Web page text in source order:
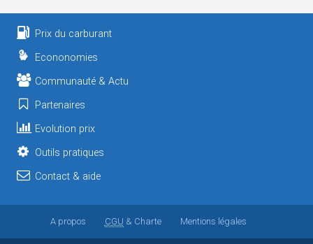
Prix du carburant
Econonomies
Communauté & Actu
Partenaires
Evolution prix
Outils pratiques
Contact & aide
A propos CGU & Charte Mentions légales